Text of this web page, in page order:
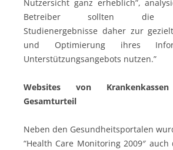
Nutzersicht ganz erheblich”,
Betreiber sollten die
Studienergebnisse daher zur
und Optimierung ihres
Unterstützungsangebots nutzen.”
Websites von
Gesamturteil
Neben den Gesundheitsportalen
“Health Care Monitoring 2009″